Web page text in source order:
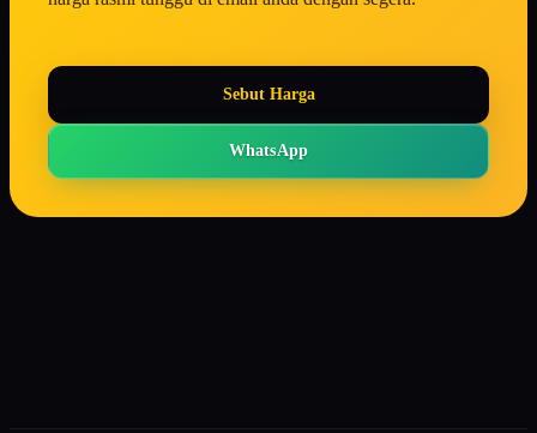
Sebut Harga
WhatsApp